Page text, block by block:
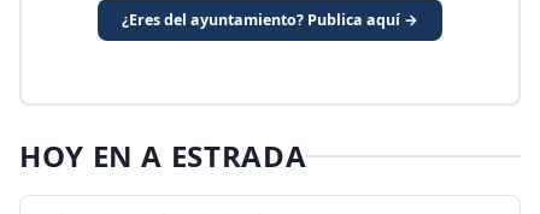
¿Eres del ayuntamiento? Publica aquí →
HOY EN A ESTRADA